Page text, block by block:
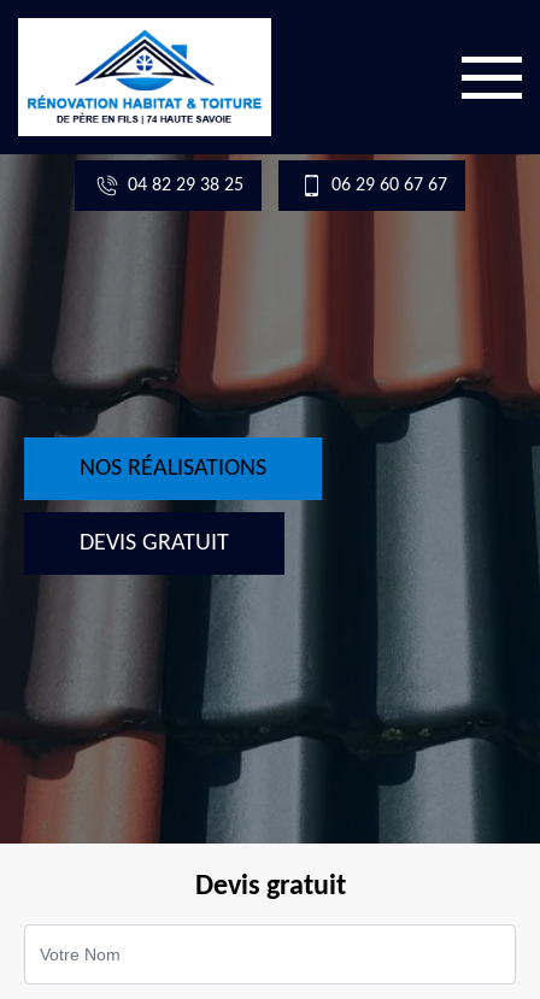
04 82 29 38 25 06 29 60 67 67
NOS RÉALISATIONS
DEVIS GRATUIT
Devis gratuit